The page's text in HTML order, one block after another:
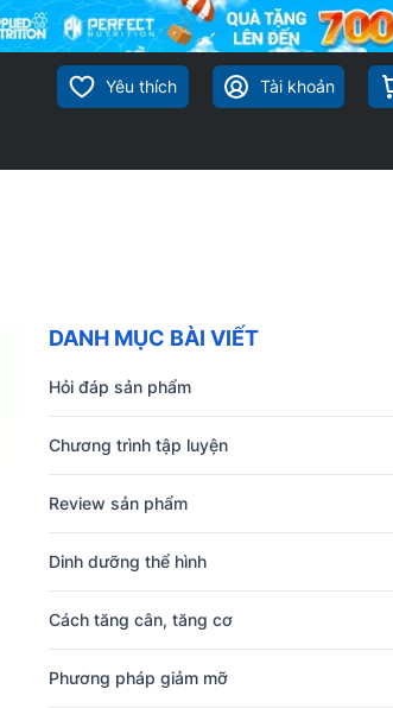
Yêu thích Tài khoản
DANH MỤC BÀI VIẾT
Hỏi đáp sản phẩm
Chương trình tập luyện
Review sản phẩm
Dinh dưỡng thể hình
Cách tăng cân, tăng cơ
Phương pháp giảm mỡ